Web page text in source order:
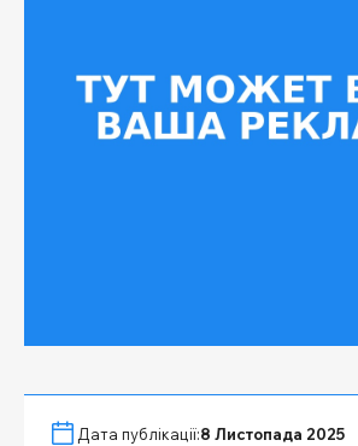
Дата публікації:8 Листопада 2025